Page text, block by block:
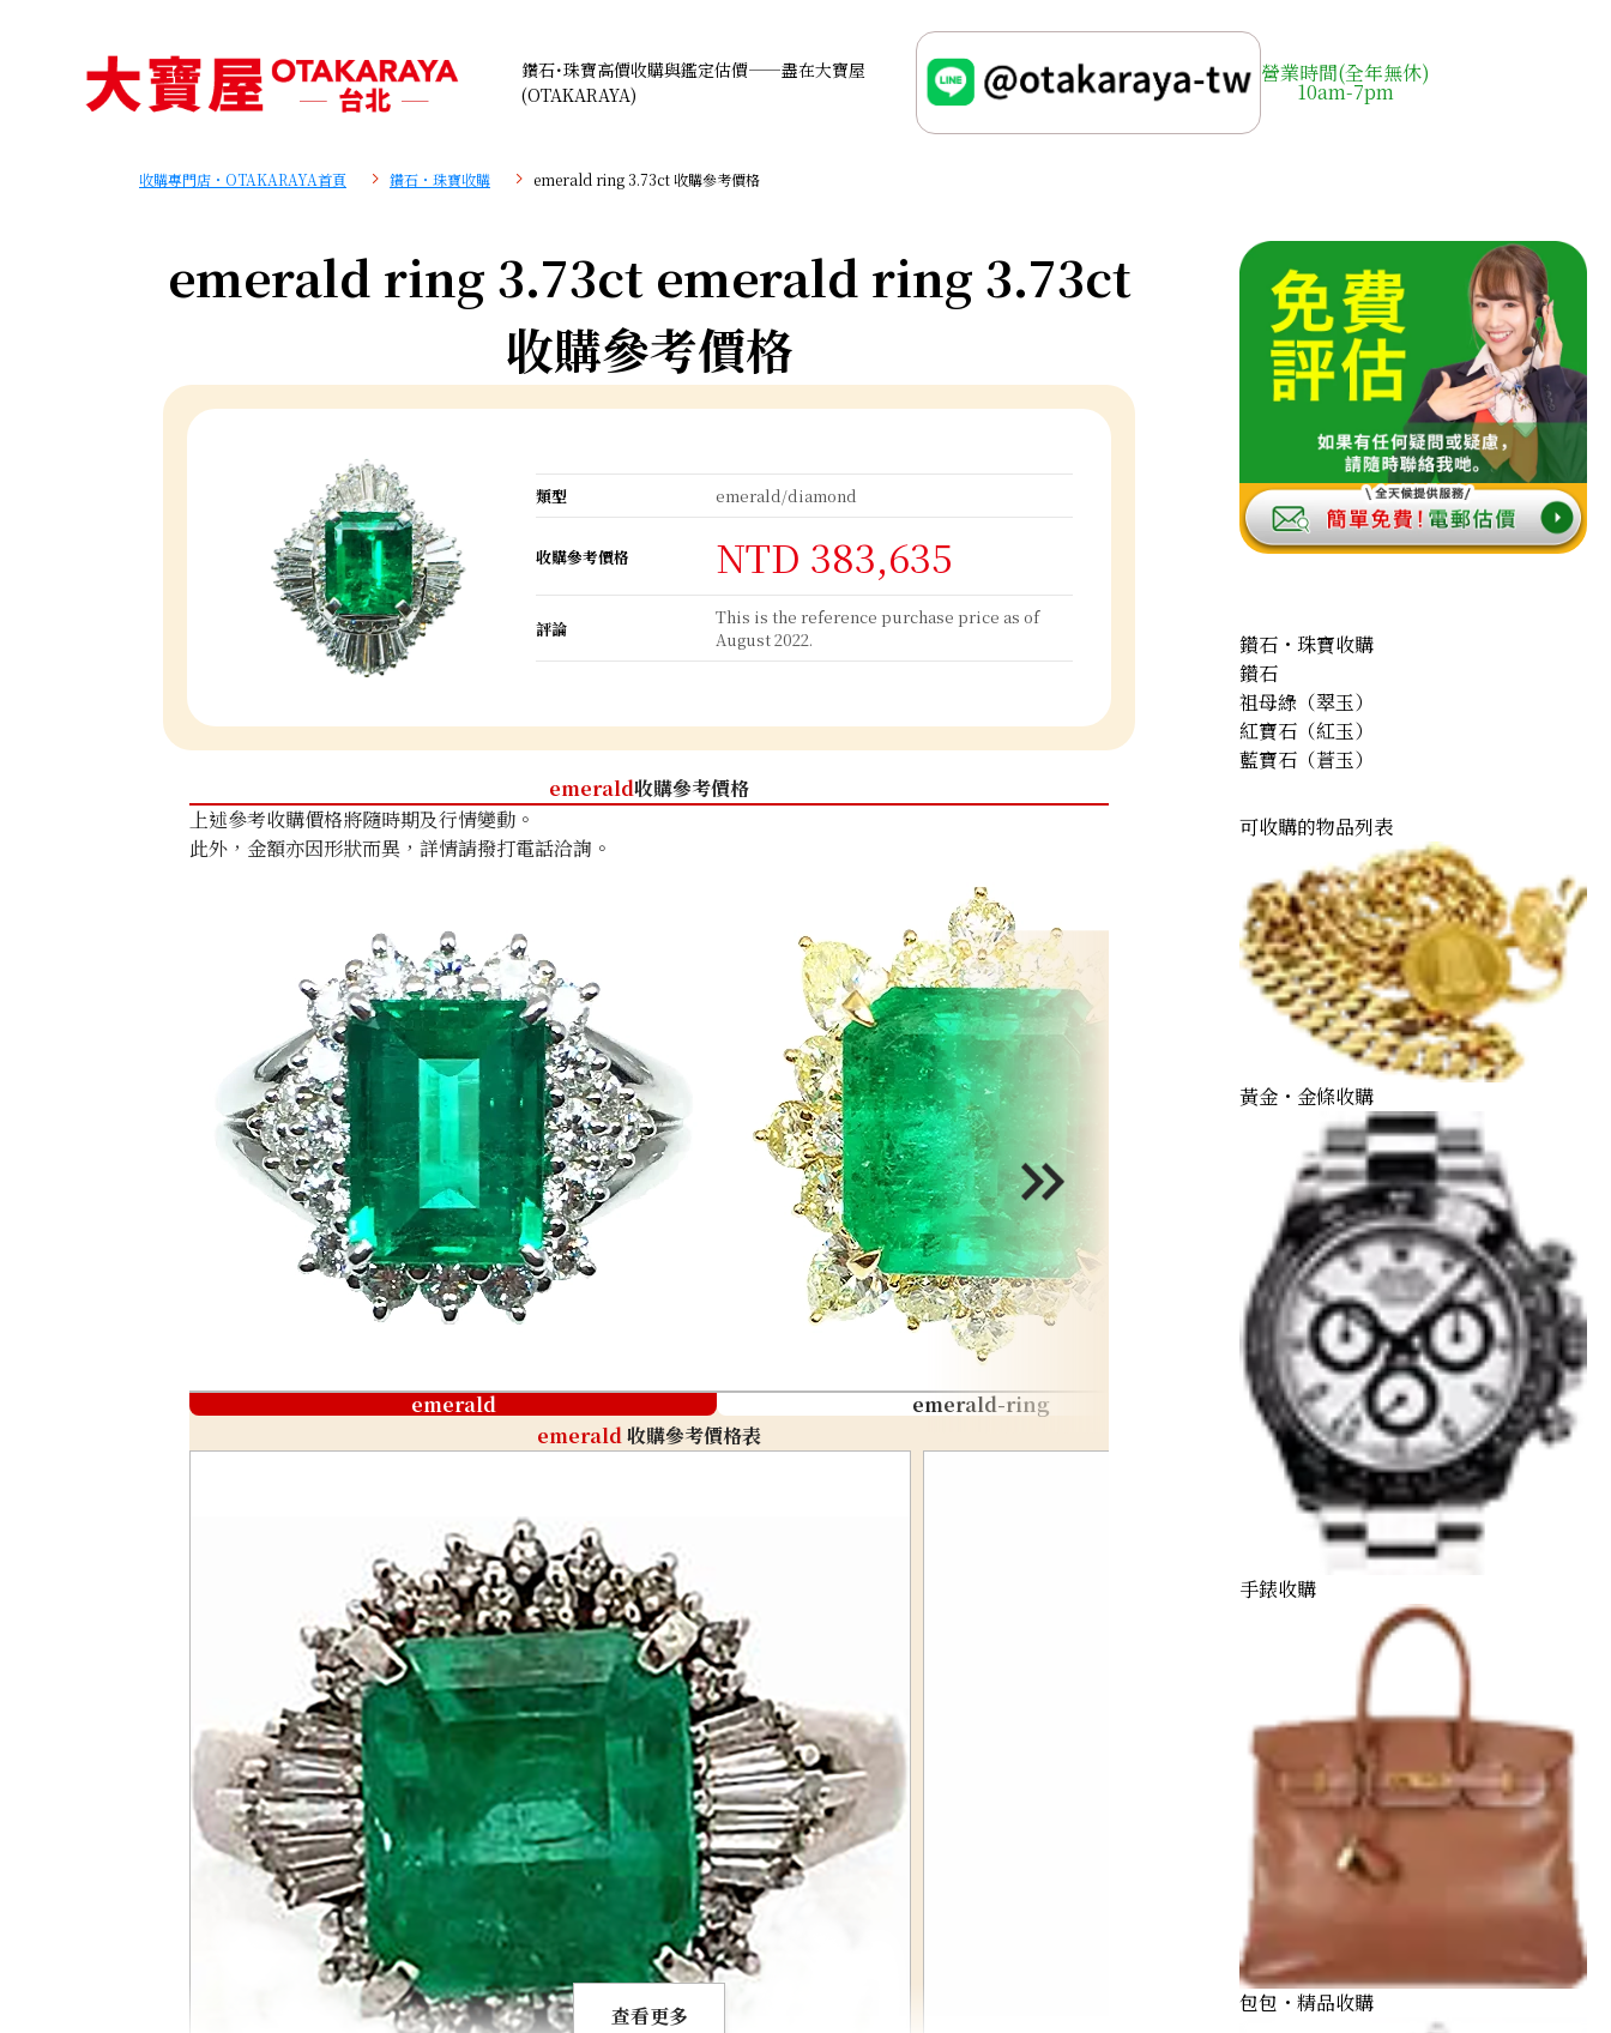
鑽石･珠寶高價收購與鑑定估價——盡在大寶屋
(OTAKARAYA)
營業時間(全年無休)
10am-7pm
收購專門店・OTAKARAYA首頁 鑽石・珠寶收購 emerald ring 3.73ct 收購參考價格
emerald ring 3.73ct emerald ring 3.73ct
收購參考價格
類型 emerald/diamond
收購參考價格 NTD 383,635
評論
This is the reference purchase price as of
August 2022.
emerald收購參考價格
上述參考收購價格將隨時期及行情變動。
此外，金額亦因形狀而異，詳情請撥打電話洽詢。
emerald
emerald-ring
emerald收購參考價格表
查看更多
鑽石・珠寶收購
鑽石
祖母綠（翠玉）
紅寶石（紅玉）
藍寶石（蒼玉）
可收購的物品列表
黃金・金條收購
手錶收購
包包・精品收購